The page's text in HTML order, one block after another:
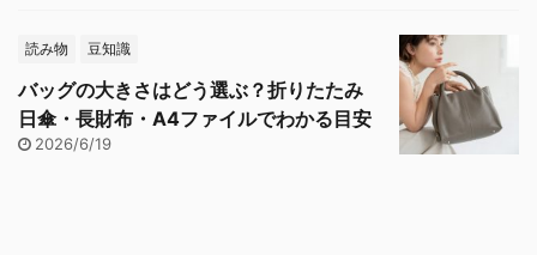
読み物 豆知識
バッグの大きさはどう選ぶ？折りたたみ
日傘・長財布・A4ファイルでわかる目安
2026/6/19